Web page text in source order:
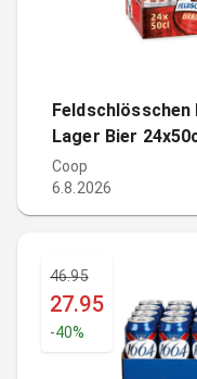
Lager Bier
Coop
6.8.2026
46.95
27.95
-40%